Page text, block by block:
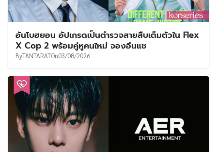
อันโบฮยอน อัปเกรดเป็นตำรวจสายสืบเต็มตัวใน Flex
X Cop 2 พร้อมคู่หูคนใหม่ จองอึนแช
ByTANTARATOn03/08/2026